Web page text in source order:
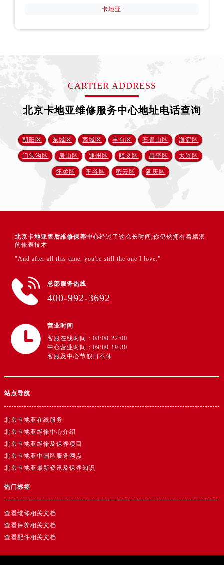
卡地亚
CARTIER ADDRESS
北京卡地亚维修服务中心地址电话查询
朝阳区 东城区 西城区 丰台区 石景山区 海淀区
门头沟区 房山区 通州区 顺义区 昌平区 大兴区
怀柔区 平谷区 密云区 延庆区
北京卡地亚售后维修保养中心经过了这么长时间,你仍然拥有着精湛
的修表技术
"And after all this time, you're still the one I love.”
总部服务热线
400-992-3692
营业时间
客服在线时间：08:00-22:00
中心营业时间：09:00-19:30
客服及中心节假日不休
站点导航
北京卡地亚在线服务
北京卡地亚维修中心介绍
北京卡地亚维修及保养项目
北京卡地亚中国区服务网点
北京卡地亚最新资讯及保养知识
热门标签
查看维修相关文档
查看保养相关文档
查看配件相关文档